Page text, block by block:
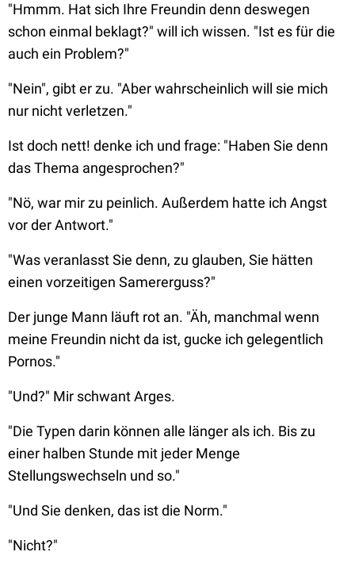
"Hmmm. Hat sich Ihre Freundin denn deswegen
schon einmal beklagt?" will ich wissen. "Ist es für die
auch ein Problem?"
"Nein", gibt er zu. "Aber wahrscheinlich will sie mich
nur nicht verletzen."
Ist doch nett! denke ich und frage: "Haben Sie denn
das Thema angesprochen?"
"Nö, war mir zu peinlich. Außerdem hatte ich Angst
vor der Antwort."
"Was veranlasst Sie denn, zu glauben, Sie hätten
einen vorzeitigen Samererguss?"
Der junge Mann läuft rot an. "Äh, manchmal wenn
meine Freundin nicht da ist, gucke ich gelegentlich
Pornos."
"Und?" Mir schwant Arges.
"Die Typen darin können alle länger als ich. Bis zu
einer halben Stunde mit jeder Menge
Stellungswechseln und so."
"Und Sie denken, das ist die Norm."
"Nicht?"